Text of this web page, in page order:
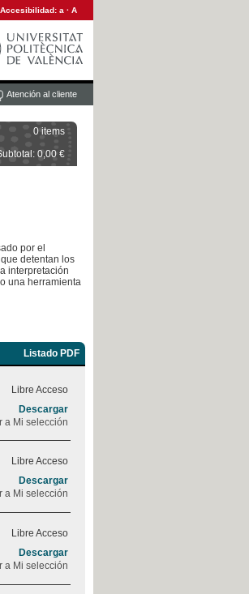
Accesibilidad: a · A
Atención al cliente
0 items
0,00 €
por el
detentan los
interpretación
una herramienta
Listado PDF
Libre Acceso
Descargar
a Mi selección
Libre Acceso
Descargar
a Mi selección
Libre Acceso
Descargar
a Mi selección